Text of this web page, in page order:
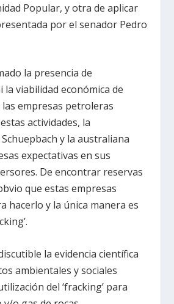
Popular, y otra de aplicar
por el senador Pedro
la presencia de
viabilidad económica de
empresas petroleras
actividades, la
y la australiana
expectativas en sus
De encontrar reservas
que estas empresas
hacerlo y la única manera es
la evidencia científica
ambientales y sociales
del ‘fracking’ para